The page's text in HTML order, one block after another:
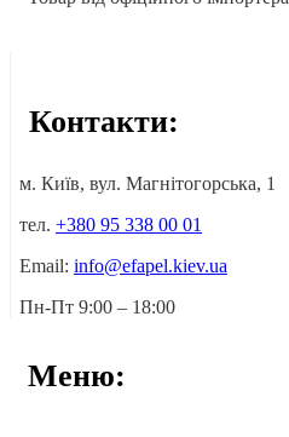
Контакти:
м. Київ, вул. Магнітогорська, 1
тел. +380 95 338 00 01
Email: info@efapel.kiev.ua
Пн-Пт 9:00 – 18:00
Меню: